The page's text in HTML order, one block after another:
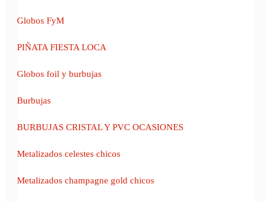
Globos FyM
PIÑATA FIESTA LOCA
Globos foil y burbujas
Burbujas
BURBUJAS CRISTAL Y PVC OCASIONES
Metalizados celestes chicos
Metalizados champagne gold chicos